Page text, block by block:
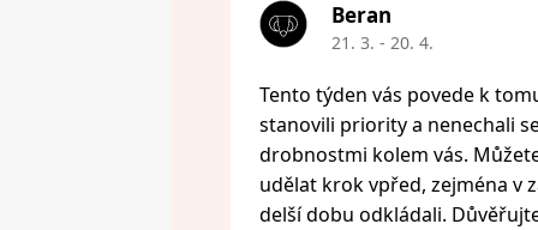
Beran
21. 3. - 20. 4.
Tento týden vás povede k
stanovili priority a nenechali
drobnostmi kolem vás.
udělat krok vpřed, zejména v
delší dobu odkládali.